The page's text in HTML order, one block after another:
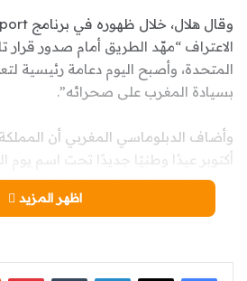
الاعتراف “مهّد الطريق أمام صدور قرار
المتحدة، وأصبح اليوم دعامة رئيسية
بسيادة المغرب على صحرائه”.
أكتوبر عيدًا وطنيًا جديدًا تحت اسم يوم
الإنجاز الذي يعكس الإجماع الوطني
اظهر المزيد